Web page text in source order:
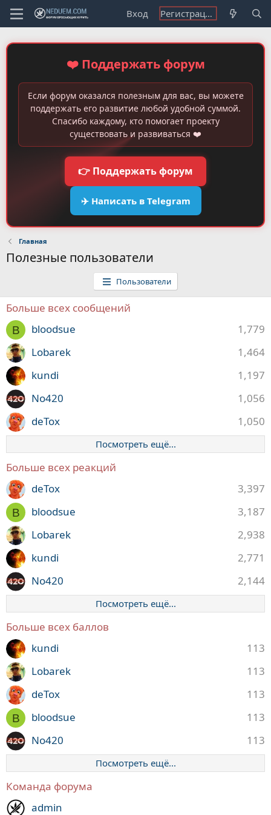
Вход Регистрация
❤️ Поддержать форум
Если форум оказался полезным для вас, вы можете
поддержать его развитие любой удобной суммой.
Спасибо каждому, кто помогает проекту
существовать и развиваться ❤️
👉 Поддержать форум
✈️ Написать в Telegram
Главная
Полезные пользователи
Пользователи
Больше всех сообщений
B 1,779
bloodsue
1,464
Lobarek
1,197
kundi
1,056
No420
1,050
deTox
Посмотреть ещё...
Больше всех реакций
3,397
deTox
B 3,187
bloodsue
2,938
Lobarek
2,771
kundi
2,144
No420
Посмотреть ещё...
Больше всех баллов
113
kundi
113
Lobarek
113
deTox
B 113
bloodsue
113
No420
Посмотреть ещё...
Команда форума
admin